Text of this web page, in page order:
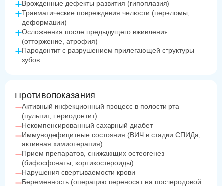
Врожденные дефекты развития (гипоплазия)
Травматические повреждения челюсти (переломы,
деформации)
Осложнения после предыдущего вживления
(отторжение, атрофия)
Пародонтит с разрушением прилегающей структуры
зубов
Противопоказания
Активный инфекционный процесс в полости рта
(пульпит, периодонтит)
Некомпенсированный сахарный диабет
Иммунодефицитные состояния (ВИЧ в стадии СПИДа,
активная химиотерапия)
Прием препаратов, снижающих остеогенез
(бифосфонаты, кортикостероиды)
Нарушения свертываемости крови
Беременность (операцию переносят на послеродовой